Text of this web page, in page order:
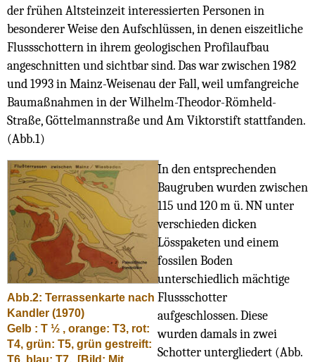
der frühen Altsteinzeit interessierten Personen in
besonderer Weise den Aufschlüssen, in denen eiszeitliche
Flussschottern in ihrem geologischen Profilaufbau
angeschnitten und sichtbar sind. Das war zwischen 1982
und 1993 in Mainz-Weisenau der Fall, weil umfangreiche
Baumaßnahmen in der Wilhelm-Theodor-Römheld-
Straße, Göttelmannstraße und Am Viktorstift stattfanden.
(Abb.1)
Abb.2: Terrassenkarte nach
Kandler (1970)
Gelb : T ½ , orange: T3, rot:
T4, grün: T5, grün gestreift:
T6, blau: T7.
[Bild: Mit
In den entsprechenden
Baugruben wurden zwischen
115 und 120 m ü. NN unter
verschieden dicken
Lösspaketen und einem
fossilen Boden
unterschiedlich mächtige
Flussschotter
aufgeschlossen. Diese
wurden damals in zwei
Schotter untergliedert (Abb.